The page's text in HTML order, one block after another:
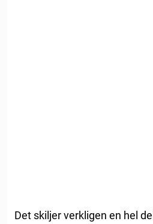
Det skiljer verkligen en hel